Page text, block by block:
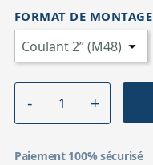
FORMAT DE MONTAGE
Paiement 100% sécurisé